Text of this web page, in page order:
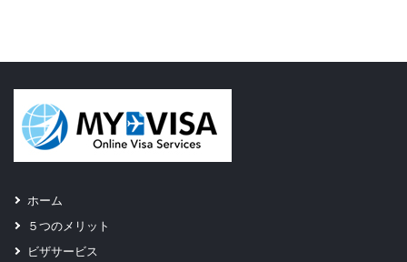
ホーム
５つのメリット
ビザサービス